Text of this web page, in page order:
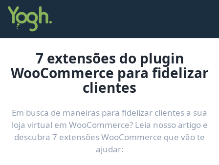
7 extensões do plugin
WooCommerce para fidelizar
clientes
Em busca de maneiras para fidelizar clientes a sua
loja virtual em WooCommerce? Leia nosso artigo e
descubra 7 extensões WooCommerce que vão te
ajudar: